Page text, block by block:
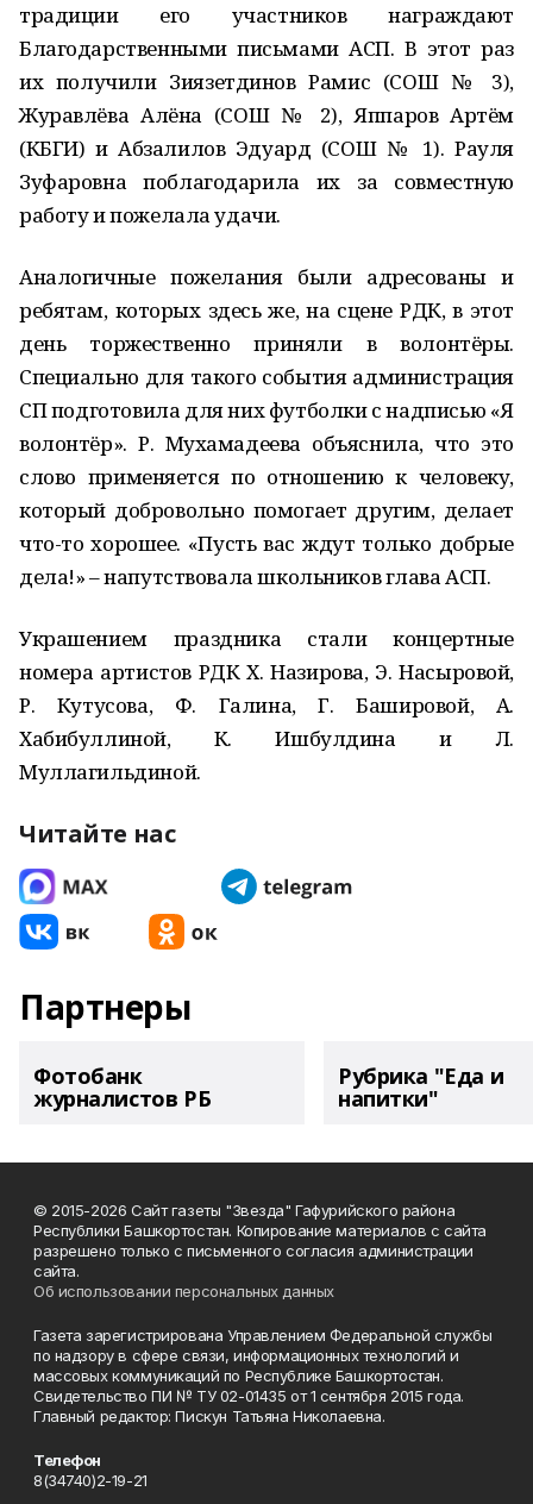
традиции его участников награждают
Благодарственными письмами АСП. В этот раз
их получили Зиязетдинов Рамис (СОШ № 3),
Журавлёва Алёна (СОШ № 2), Яппаров Артём
(КБГИ) и Абзалилов Эдуард (СОШ № 1). Рауля
Зуфаровна поблагодарила их за совместную
работу и пожелала удачи.
Аналогичные пожелания были адресованы и
ребятам, которых здесь же, на сцене РДК, в этот
день торжественно приняли в волонтёры.
Специально для такого события администрация
СП подготовила для них футболки с надписью «Я
волонтёр». Р. Мухамадеева объяснила, что это
слово применяется по отношению к человеку,
который добровольно помогает другим, делает
что-то хорошее. «Пусть вас ждут только добрые
дела!» – напутствовала школьников глава АСП.
Украшением праздника стали концертные
номера артистов РДК Х. Назирова, Э. Насыровой,
Р. Кутусова, Ф. Галина, Г. Башировой, А.
Хабибуллиной, К. Ишбулдина и Л.
Муллагильдиной.
Читайте нас
Партнеры
Фотобанк
журналистов РБ
Рубрика "Еда и
напитки"
© 2015-2026 Сайт газеты "Звезда" Гафурийского района
Республики Башкортостан. Копирование материалов с сайта
разрешено только с письменного согласия администрации
сайта.
Об использовании персональных данных
Газета зарегистрирована Управлением Федеральной службы
по надзору в сфере связи, информационных технологий и
массовых коммуникаций по Республике Башкортостан.
Свидетельство ПИ № ТУ 02-01435 от 1 сентября 2015 года.
Главный редактор: Пискун Татьяна Николаевна.
Телефон
8(34740)2-19-21